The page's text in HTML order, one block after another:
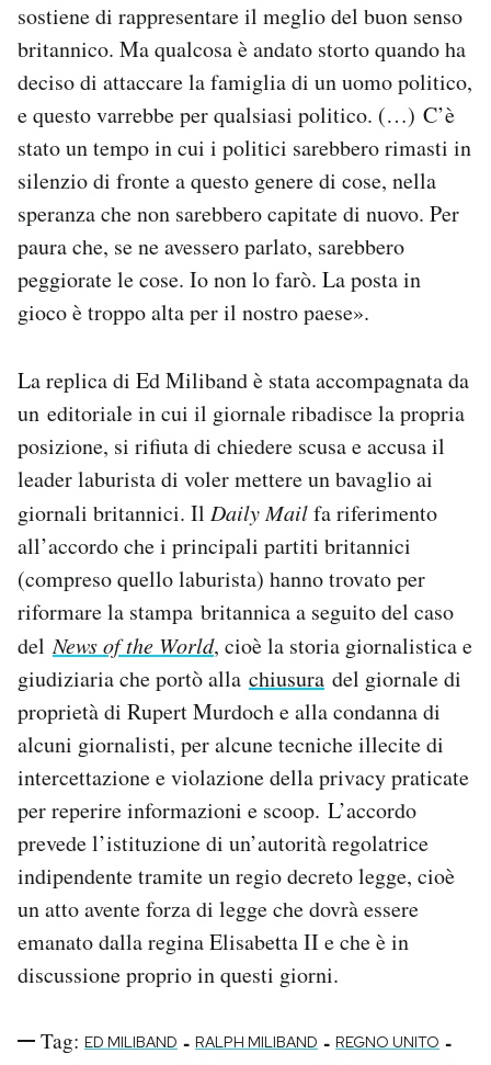
sostiene di rappresentare il meglio del buon senso
britannico. Ma qualcosa è andato storto quando ha
deciso di attaccare la famiglia di un uomo politico,
e questo varrebbe per qualsiasi politico. (…) C’è
stato un tempo in cui i politici sarebbero rimasti in
silenzio di fronte a questo genere di cose, nella
speranza che non sarebbero capitate di nuovo. Per
paura che, se ne avessero parlato, sarebbero
peggiorate le cose. Io non lo farò. La posta in
gioco è troppo alta per il nostro paese».
La replica di Ed Miliband è stata accompagnata da
un editoriale in cui il giornale ribadisce la propria
posizione, si rifiuta di chiedere scusa e accusa il
leader laburista di voler mettere un bavaglio ai
giornali britannici. Il Daily Mailfa riferimento
all’accordo che i principali partiti britannici
(compreso quello laburista) hanno trovato per
riformare la stampa britannica a seguito del caso
delNews of the World, cioè la storia giornalistica e
giudiziaria che portò alla chiusura del giornale di
proprietà di Rupert Murdoch e alla condanna di
alcuni giornalisti, per alcune tecniche illecite di
intercettazione e violazione della privacy praticate
per reperire informazioni e scoop. L’accordo
prevede l’istituzione di un’autorità regolatrice
indipendente tramite un regio decreto legge, cioè
un atto avente forza di legge che dovrà essere
emanato dalla regina Elisabetta II e che è in
discussione proprio in questi giorni.
Tag: ED MILIBAND - RALPH MILIBAND - REGNO UNITO -